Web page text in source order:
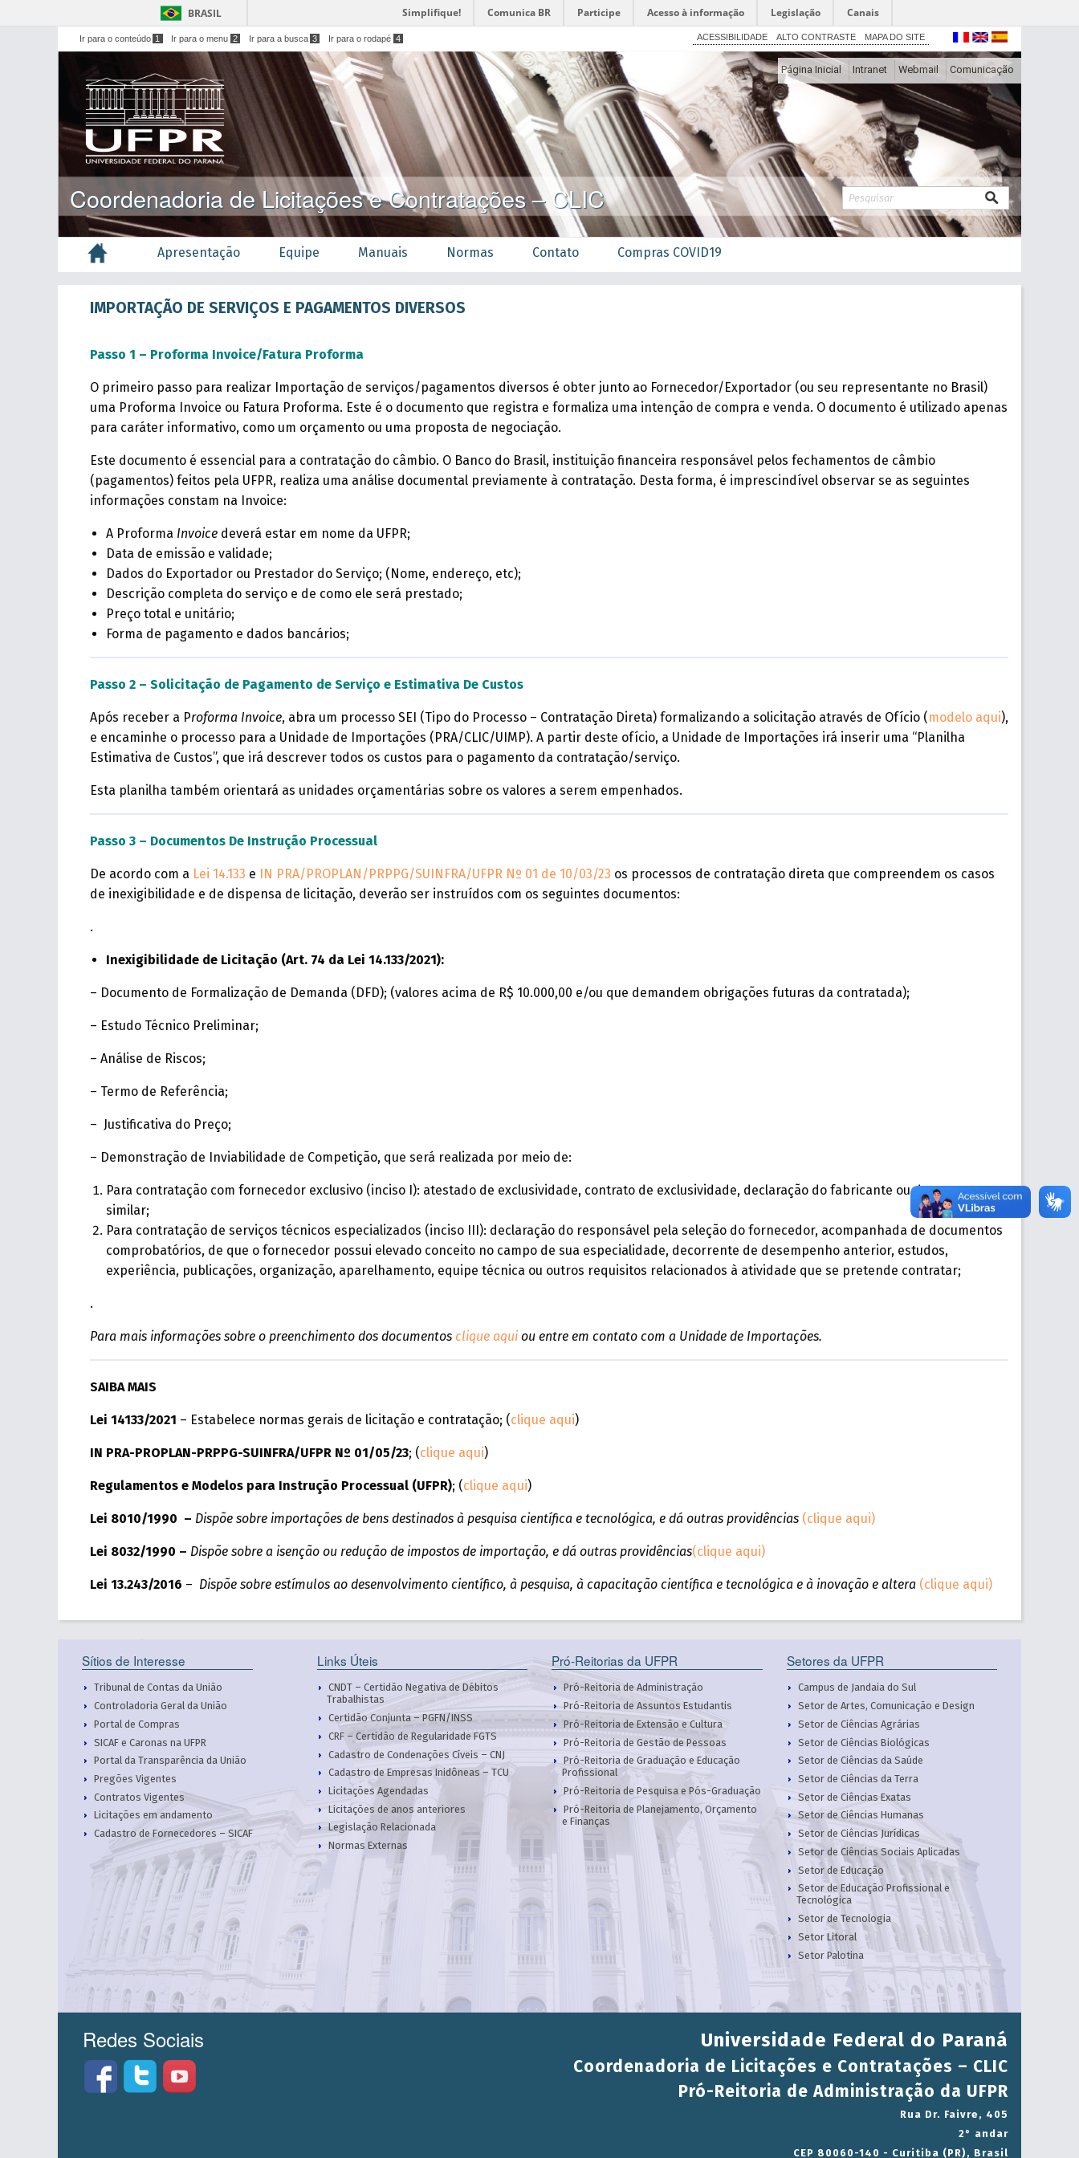
BRASIL Simplifique! Comunica BR Participe Acesso à informação Legislação Canais
Ir para o conteúdo 1 Ir para o menu 2 Ir para a busca 3 Ir para o rodapé 4 ACESSIBILIDADE ALTO CONTRASTE MAPA DO SITE
Página Inicial Intranet Webmail Comunicação
Coordenadoria de Licitações e Contratações – CLIC
Apresentação Equipe Manuais Normas Contato Compras COVID19
IMPORTAÇÃO DE SERVIÇOS E PAGAMENTOS DIVERSOS
Passo 1 – Proforma Invoice/Fatura Proforma
O primeiro passo para realizar Importação de serviços/pagamentos diversos é obter junto ao Fornecedor/Exportador (ou seu representante no Brasil)
uma Proforma Invoice ou Fatura Proforma. Este é o documento que registra e formaliza uma intenção de compra e venda. O documento é utilizado apenas
para caráter informativo, como um orçamento ou uma proposta de negociação.
Este documento é essencial para a contratação do câmbio. O Banco do Brasil, instituição financeira responsável pelos fechamentos de câmbio
(pagamentos) feitos pela UFPR, realiza uma análise documental previamente à contratação. Desta forma, é imprescindível observar se as seguintes
informações constam na Invoice:
A Proforma Invoice deverá estar em nome da UFPR;
Data de emissão e validade;
Dados do Exportador ou Prestador do Serviço; (Nome, endereço, etc);
Descrição completa do serviço e de como ele será prestado;
Preço total e unitário;
Forma de pagamento e dados bancários;
Passo 2 – Solicitação de Pagamento de Serviço e Estimativa De Custos
Após receber a Proforma Invoice, abra um processo SEI (Tipo do Processo – Contratação Direta) formalizando a solicitação através de Ofício ( modelo aqui),
e encaminhe o processo para a Unidade de Importações (PRA/CLIC/UIMP). A partir deste ofício, a Unidade de Importações irá inserir uma “Planilha
Estimativa de Custos”, que irá descrever todos os custos para o pagamento da contratação/serviço.
Esta planilha também orientará as unidades orçamentárias sobre os valores a serem empenhados.
Passo 3 – Documentos De Instrução Processual
De acordo com a Lei 14.133 e IN PRA/PROPLAN/PRPPG/SUINFRA/UFPR Nº 01 de 10/03/23 os processos de contratação direta que compreendem os casos
de inexigibilidade e de dispensa de licitação, deverão ser instruídos com os seguintes documentos:
.
Inexigibilidade de Licitação (Art. 74 da Lei 14.133/2021):
– Documento de Formalização de Demanda (DFD); (valores acima de R$ 10.000,00 e/ou que demandem obrigações futuras da contratada);
– Estudo Técnico Preliminar;
– Análise de Riscos;
– Termo de Referência;
– Justificativa do Preço;
– Demonstração de Inviabilidade de Competição, que será realizada por meio de:
Para contratação com fornecedor exclusivo (inciso I): atestado de exclusividade, contrato de exclusividade, declaração do fabricante ou documento
similar;
Para contratação de serviços técnicos especializados (inciso III): declaração do responsável pela seleção do fornecedor, acompanhada de documentos
comprobatórios, de que o fornecedor possui elevado conceito no campo de sua especialidade, decorrente de desempenho anterior, estudos,
experiência, publicações, organização, aparelhamento, equipe técnica ou outros requisitos relacionados à atividade que se pretende contratar;
.
Para mais informações sobre o preenchimento dos documentos clique aqui ou entre em contato com a Unidade de Importações.
SAIBA MAIS
Lei 14133/2021 – Estabelece normas gerais de licitação e contratação; (clique aqui)
IN PRA-PROPLAN-PRPPG-SUINFRA/UFPR Nº 01/05/23; (clique aqui)
Regulamentos e Modelos para Instrução Processual (UFPR); (clique aqui)
Lei 8010/1990 – Dispõe sobre importações de bens destinados à pesquisa científica e tecnológica, e dá outras providências (clique aqui)
Lei 8032/1990 – Dispõe sobre a isenção ou redução de impostos de importação, e dá outras providências(clique aqui)
Lei 13.243/2016 – Dispõe sobre estímulos ao desenvolvimento científico, à pesquisa, à capacitação científica e tecnológica e à inovação e altera (clique aqui)
Sítios de Interesse
Tribunal de Contas da União
Controladoria Geral da União
Portal de Compras
SICAF e Caronas na UFPR
Portal da Transparência da União
Pregões Vigentes
Contratos Vigentes
Licitações em andamento
Cadastro de Fornecedores – SICAF
Links Úteis
CNDT – Certidão Negativa de Débitos
Trabalhistas
Certidão Conjunta – PGFN/INSS
CRF – Certidão de Regularidade FGTS
Cadastro de Condenações Cíveis – CNJ
Cadastro de Empresas Inidôneas – TCU
Licitações Agendadas
Licitações de anos anteriores
Legislação Relacionada
Normas Externas
Pró-Reitorias da UFPR
Pró-Reitoria de Administração
Pró-Reitoria de Assuntos Estudantis
Pró-Reitoria de Extensão e Cultura
Pró-Reitoria de Gestão de Pessoas
Pró-Reitoria de Graduação e Educação
Profissional
Pró-Reitoria de Pesquisa e Pós-Graduação
Pró-Reitoria de Planejamento, Orçamento
e Finanças
Setores da UFPR
Campus de Jandaia do Sul
Setor de Artes, Comunicação e Design
Setor de Ciências Agrárias
Setor de Ciências Biológicas
Setor de Ciências da Saúde
Setor de Ciências da Terra
Setor de Ciências Exatas
Setor de Ciências Humanas
Setor de Ciências Jurídicas
Setor de Ciências Sociais Aplicadas
Setor de Educação
Setor de Educação Profissional e
Tecnológica
Setor de Tecnologia
Setor Litoral
Setor Palotina
Redes Sociais Universidade Federal do Paraná
Coordenadoria de Licitações e Contratações – CLIC
Pró-Reitoria de Administração da UFPR
Rua Dr. Faivre, 405
2° andar
CEP 80060-140 - Curitiba (PR), Brasil